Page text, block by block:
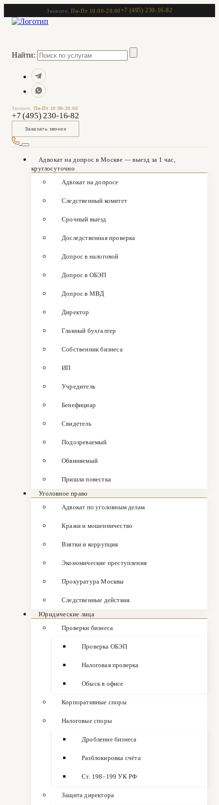
Звоните,Пн-Пт 10:00-20:00+7 (495) 230-16-82
Найти:
Звоните,Пн-Пт 10:00-20:00
+7 (495) 230-16-82
Заказать звонок
Адвокат на допрос в Москве — выезд за 1 час,
круглосуточно
Адвокат на допросе
Следственный комитет
Срочный выезд
Доследственная проверка
Допрос в налоговой
Допрос в ОБЭП
Допрос в МВД
Директор
Главный бухгалтер
Собственник бизнеса
ИП
Учредитель
Бенефициар
Свидетель
Подозреваемый
Обвиняемый
Пришла повестка
Уголовное право
Адвокат по уголовным делам
Кражи и мошенничество
Взятки и коррупция
Экономические преступления
Прокуратура Москвы
Следственные действия
Юридические лица
Проверки бизнеса
Проверка ОБЭП
Налоговая проверка
Обыск в офисе
Корпоративные споры
Налоговые споры
Дробление бизнеса
Разблокировка счёта
Ст. 198–199 УК РФ
Защита директора